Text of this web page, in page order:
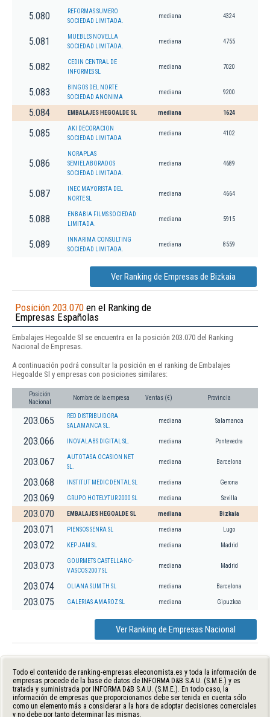
5.080
REFORMAS SUMERO
SOCIEDAD LIMITADA.
mediana 4324
5.081
MUEBLES NOVELLA
SOCIEDAD LIMITADA.
mediana 4755
5.082
CEDIN CENTRAL DE
INFORMES SL
mediana 7020
5.083
BINGOS DEL NORTE
SOCIEDAD ANONIMA
mediana 9200
5.084 EMBALAJES HEGOALDE SL mediana 1624
5.085
AKI DECORACION
SOCIEDAD LIMITADA
mediana 4102
5.086
NORAPLAS
SEMIELABORADOS
SOCIEDAD LIMITADA.
mediana 4689
5.087
INEC MAYORISTA DEL
NORTE SL
mediana 4664
5.088
ENBABIA FILMS SOCIEDAD
LIMITADA.
mediana 5915
5.089
INNARIMA CONSULTING
SOCIEDAD LIMITADA.
mediana 8559
Ver Ranking de Empresas de Bizkaia
Posición 203.070 en el Ranking de
Empresas Españolas
Embalajes Hegoalde Sl se encuentra en la posición 203.070 del Ranking
Nacional de Empresas.
A continuación podrá consultar la posición en el ranking de Embalajes
Hegoalde Sl y empresas con posiciones similares:
Posición
Nacional
Nombre de la empresa Ventas (€) Provincia
203.065
RED DISTRIBUIDORA
SALAMANCA SL.
mediana Salamanca
203.066 INOVALABS DIGITAL SL. mediana Pontevedra
203.067
AUTOTASA OCASION NET
SL.
mediana Barcelona
203.068 INSTITUT MEDIC DENTAL SL mediana Gerona
203.069 GRUPO HOTELYTUR 2000 SL mediana Sevilla
203.070 EMBALAJES HEGOALDE SL mediana Bizkaia
203.071 PIENSOS SENRA SL mediana Lugo
203.072 KEP JAM SL mediana Madrid
203.073
GOURMETS CASTELLANO-
VASCOS 2007 SL
mediana Madrid
203.074 OLIANA SUM TH SL mediana Barcelona
203.075 GALERIAS AMAROZ SL mediana Gipuzkoa
Ver Ranking de Empresas Nacional
Todo el contenido de ranking-empresas.eleconomista.es y toda la información de
empresas procede de la base de datos de INFORMA D&B S.A.U. (S.M.E.) y es
tratada y suministrada por INFORMA D&B S.A.U. (S.M.E.). En todo caso, la
información de empresas que proporcionamos debe ser tenida en cuenta sólo
como un elemento más a considerar a la hora de adoptar decisiones comerciales
y no debe por tanto determinar las mismas.